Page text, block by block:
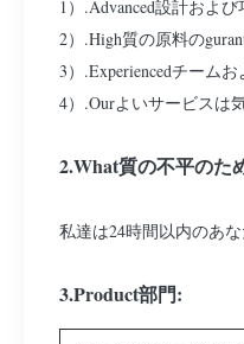
1）.Advanced設計およ
2）.High質の原料の
3）.Experiencedチーム
4）.Ourよいサービスは
2.What質の不平のた
私達は24時間以内のあ
3.Product部門: